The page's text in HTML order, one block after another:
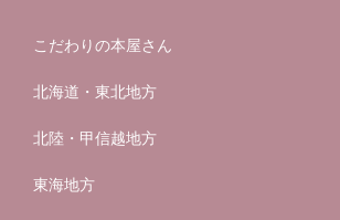
こだわりの本屋さん
北海道・東北地方
北陸・甲信越地方
東海地方